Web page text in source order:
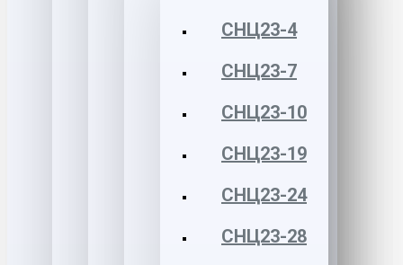
СНЦ23-4
СНЦ23-7
СНЦ23-10
СНЦ23-19
СНЦ23-24
СНЦ23-28